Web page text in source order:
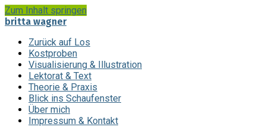
Zum Inhalt springen
britta wagner
Zurück auf Los
Kostproben
Visualisierung & Illustration
Lektorat & Text
Theorie & Praxis
Blick ins Schaufenster
Über mich
Impressum & Kontakt